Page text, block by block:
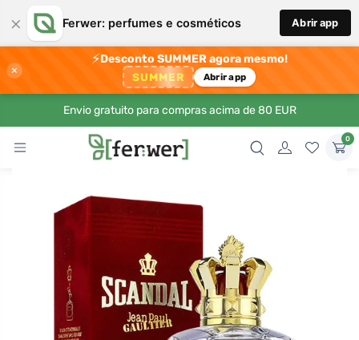
× Ferwer: perfumes e cosméticos Abrir app
×
⚡Desconto SUMMER agora mesmo!
SUMMER Abrir app
Envio gratuito para compras acima de 80 EUR
0